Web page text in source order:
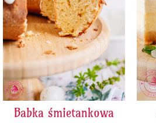
Babka śmietankowa